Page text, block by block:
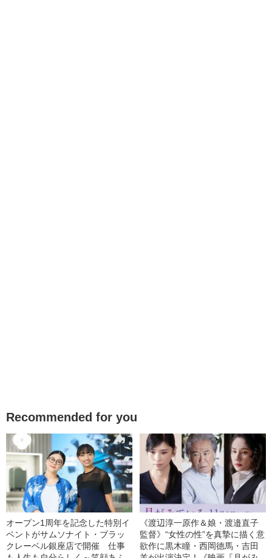
Recommended for you
オープン1周年を記念した特別イ
ベントがサムソナイト・ブラッ
クレーベル銀座店で開催 仕事
《渡辺淳一原作＆娘・渡邉直子
監督》“女性の性”を真摯に描く意
欲作に黒木瞳・西岡德馬・吉田